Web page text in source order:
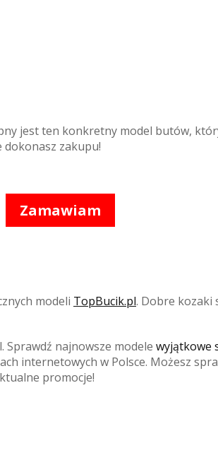
jest ten konkretny model butów,
dokonasz zakupu!
Zamawiam
modeli TopBucik.pl. Dobre kozaki
Sprawdź najnowsze modele wyjątkowe
internetowych w Polsce. Możesz
promocje!